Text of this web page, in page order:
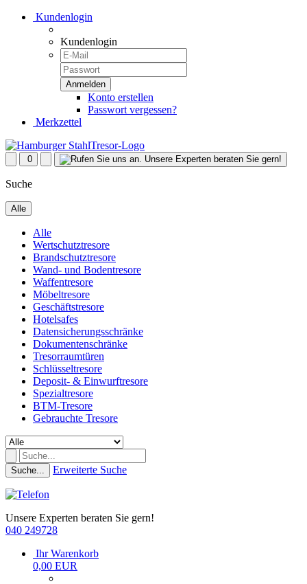
Kundenlogin
Kundenlogin
Konto erstellen
Passwort vergessen?
Merkzettel
0
Suche
Alle
Alle
Wertschutztresore
Brandschutztresore
Wand- und Bodentresore
Waffentresore
Möbeltresore
Geschäftstresore
Hotelsafes
Datensicherungsschränke
Dokumentenschränke
Tresorraumtüren
Schlüsseltresore
Deposit- & Einwurftresore
Spezialtresore
BTM-Tresore
Gebrauchte Tresore
Suche... Erweiterte Suche
Unsere Experten beraten Sie gern!
040 249728
Ihr Warenkorb
0,00 EUR